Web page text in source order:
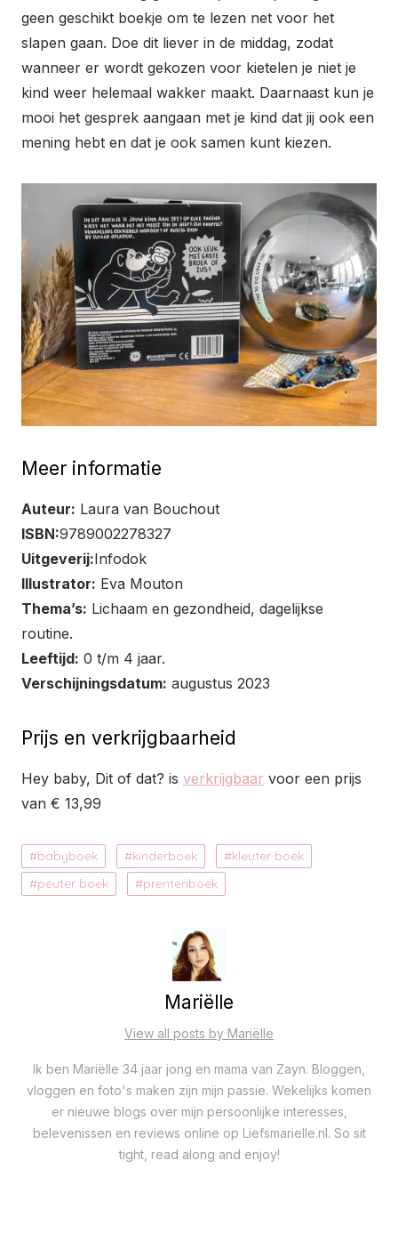
geen geschikt boekje om te lezen net voor het
slapen gaan. Doe dit liever in de middag, zodat
wanneer er wordt gekozen voor kietelen je niet je
kind weer helemaal wakker maakt. Daarnaast kun je
mooi het gesprek aangaan met je kind dat jij ook een
mening hebt en dat je ook samen kunt kiezen.
Meer informatie
Auteur: Laura van Bouchout
ISBN:9789002278327
Uitgeverij:Infodok
Illustrator: Eva Mouton
Thema’s: Lichaam en gezondheid, dagelijkse
routine.
Leeftijd: 0 t/m 4 jaar.
Verschijningsdatum: augustus 2023
Prijs en verkrijgbaarheid
Hey baby, Dit of dat? is verkrijgbaar voor een prijs
van € 13,99
babyboek kinderboek
kleuter boek
peuter boek
prentenboek
Mariëlle
View all posts by Mariëlle
Ik ben Mariëlle 34 jaar jong en mama van Zayn. Bloggen,
vloggen en foto's maken zijn mijn passie. Wekelijks komen
er nieuwe blogs over mijn persoonlijke interesses,
belevenissen en reviews online op Liefsmarielle.nl. So sit
tight, read along and enjoy!